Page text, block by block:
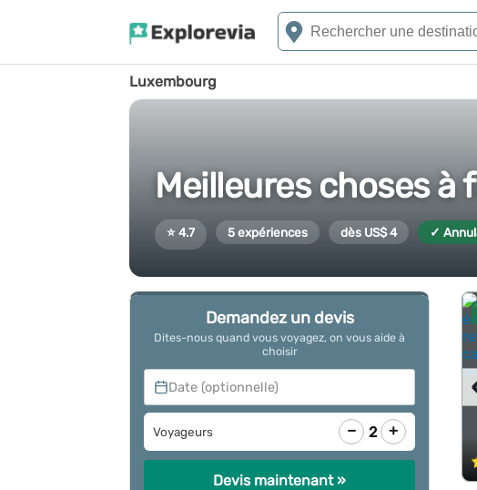
Luxembourg
Meilleures choses à
⭐ 4.7 5 expériences dès US$ 4 ✓
Demandez un devis
Dites-nous quand vous voyagez, on vous aide à
choisir
Date (optionnelle)
Voyageurs − 2 +
Devis maintenant »